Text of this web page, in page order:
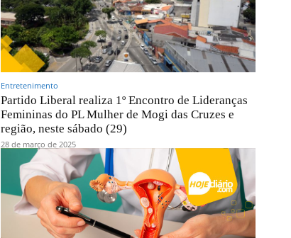
Entretenimento
Partido Liberal realiza 1º Encontro de Lideranças
Femininas do PL Mulher de Mogi das Cruzes e
região, neste sábado (29)
28 de março de 2025